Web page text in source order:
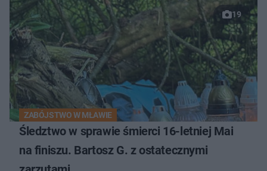
19
ZABÓJSTWO W MŁAWIE
Śledztwo w sprawie śmierci 16-letniej Mai
na finiszu. Bartosz G. z ostatecznymi